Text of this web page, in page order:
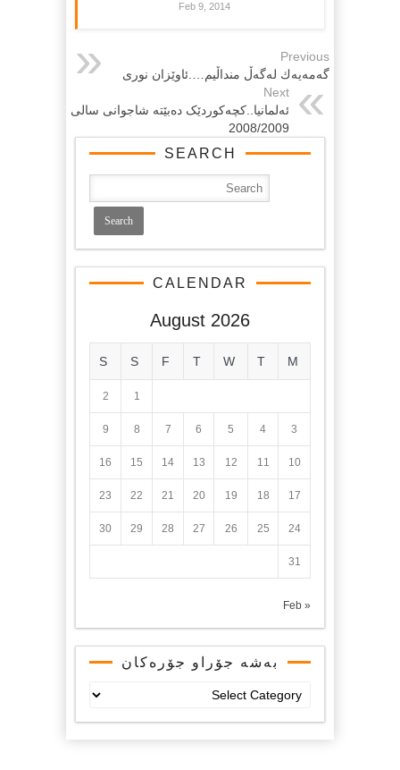
Feb 9, 2014
Previous
گەمەیەك لەگەڵ منداڵیم….ئاوێزان نورى
Next
ئه‌لمانیا..کچه‌کوردێک ده‌بێته‌ شاجوانی سالی
2008/2009
SEARCH
CALENDAR
August 2026
M
T
W
T
F
S
S
1
2
3
4
5
6
7
8
9
10
11
12
13
14
15
16
17
18
19
20
21
22
23
24
25
26
27
28
29
30
31
« Feb
بەشە جۆراو جۆرەکان
جۆرەکان